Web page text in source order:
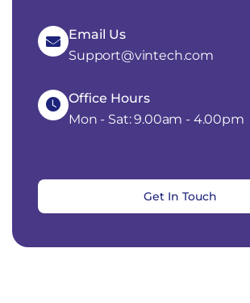
Email Us
Support@vintech.com
Office Hours
Mon - Sat: 9.00am - 4.00pm